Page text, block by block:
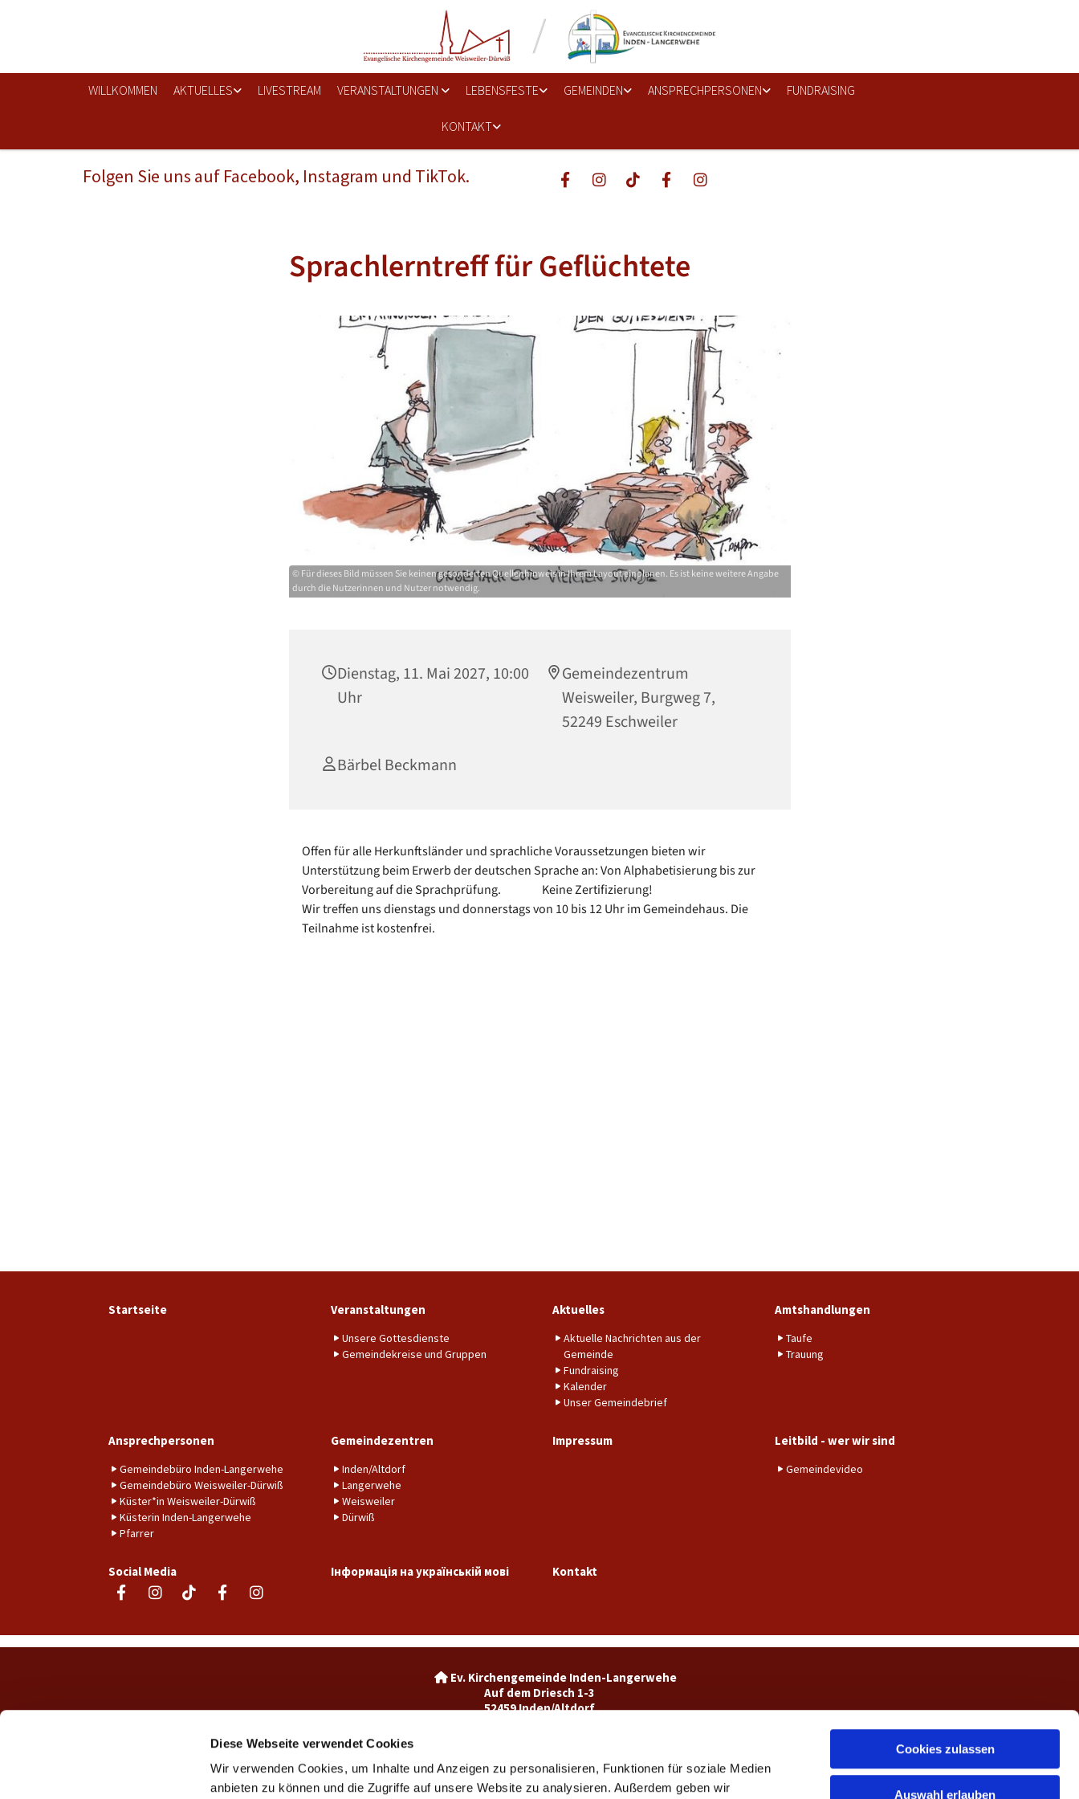
Diese Webseite verwendet Cookies
Wir verwenden Cookies, um Inhalte und Anzeigen zu personalisieren, Funktionen für soziale Medien
anbieten zu können und die Zugriffe auf unsere Website zu analysieren. Außerdem geben wir
Cookies zulassen
Auswahl erlauben
WILLKOMMEN AKTUELLES LIVESTREAM VERANSTALTUNGEN LEBENSFESTE GEMEINDEN ANSPRECHPERSONEN FUNDRAISING
KONTAKT
Folgen Sie uns auf Facebook, Instagram und TikTok.
Sprachlerntreff für Geflüchtete
© Für dieses Bild müssen Sie keinen gesonderten Quellenhinweis in Ihrem Layout einplanen. Es ist keine weitere Angabe
durch die Nutzerinnen und Nutzer notwendig.
Dienstag, 11. Mai 2027, 10:00
Uhr
Gemeindezentrum
Weisweiler, Burgweg 7,
52249 Eschweiler
Bärbel Beckmann
Offen für alle Herkunftsländer und sprachliche Voraussetzungen bieten wir
Unterstützung beim Erwerb der deutschen Sprache an: Von Alphabetisierung bis zur
Vorbereitung auf die Sprachprüfung. Keine Zertifizierung!
Wir treffen uns dienstags und donnerstags von 10 bis 12 Uhr im Gemeindehaus. Die
Teilnahme ist kostenfrei.
Startseite Veranstaltungen
Unsere Gottesdienste
Gemeindekreise und Gruppen
Aktuelles
Aktuelle Nachrichten aus der
Gemeinde
Fundraising
Kalender
Unser Gemeindebrief
Amtshandlungen
Taufe
Trauung
Ansprechpersonen
Gemeindebüro Inden-Langerwehe
Gemeindebüro Weisweiler-Dürwiß
Küster*in Weisweiler-Dürwiß
Küsterin Inden-Langerwehe
Pfarrer
Gemeindezentren
Inden/Altdorf
Langerwehe
Weisweiler
Dürwiß
Impressum Leitbild - wer wir sind
Gemeindevideo
Social Media Інформація на українській мові Kontakt
Ev. Kirchengemeinde Inden-Langerwehe
Auf dem Driesch 1-3
52459 Inden/Altdorf
Ev. Kirchengemeinde Weisweiler-Dürwiß
Burgweg 7